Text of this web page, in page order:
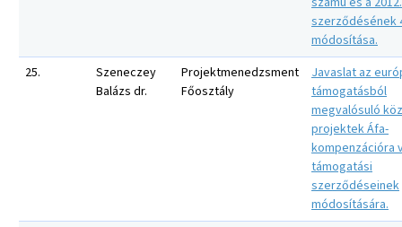
szerződésének
módosítása.
25.
Szeneczey
Balázs dr.
Projektmenedzsment
Főosztály
Javaslat az
támogatásból
megvalósuló
projektek Áfa-
kompenzációra
támogatási
szerződéseinek
módosítására.